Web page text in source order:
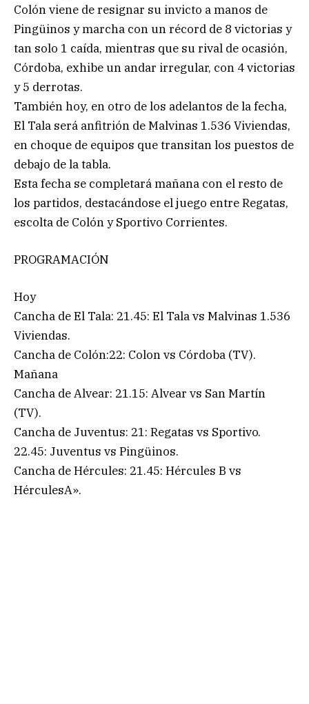
Colón viene de resignar su invicto a manos de
Pingüinos y marcha con un récord de 8 victorias y
tan solo 1 caída, mientras que su rival de ocasión,
Córdoba, exhibe un andar irregular, con 4 victorias
y 5 derrotas.
También hoy, en otro de los adelantos de la fecha,
El Tala será anfitrión de Malvinas 1.536 Viviendas,
en choque de equipos que transitan los puestos de
debajo de la tabla.
Esta fecha se completará mañana con el resto de
los partidos, destacándose el juego entre Regatas,
escolta de Colón y Sportivo Corrientes.
PROGRAMACIÓN
Hoy
Cancha de El Tala: 21.45: El Tala vs Malvinas 1.536
Viviendas.
Cancha de Colón:22: Colon vs Córdoba (TV).
Mañana
Cancha de Alvear: 21.15: Alvear vs San Martín
(TV).
Cancha de Juventus: 21: Regatas vs Sportivo.
22.45: Juventus vs Pingüinos.
Cancha de Hércules: 21.45: Hércules B vs
HérculesA».